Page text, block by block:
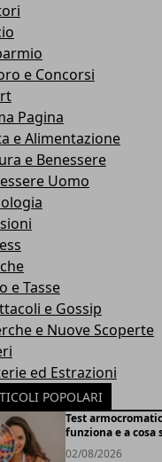
e Concorsi
Pagina
e Alimentazione
e Benessere
Uomo
e Tasse
e Gossip
e Nuove Scoperte
ed Estrazioni
POPOLARI
Test
funziona e a cosa
02/08/2026